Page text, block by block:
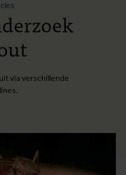
via verschillende